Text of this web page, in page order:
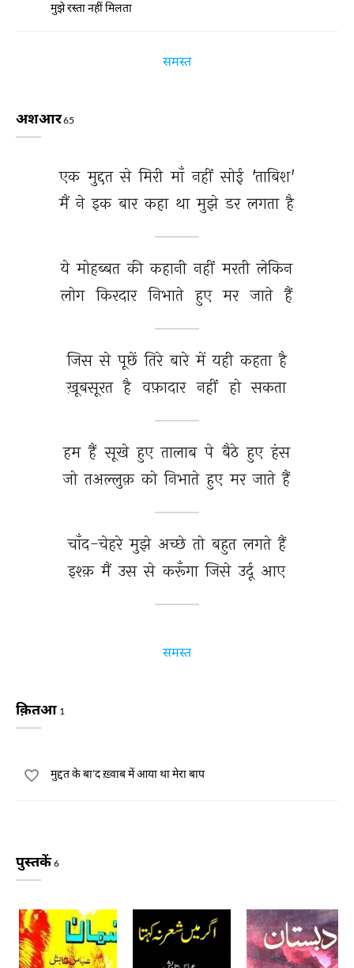
मुझे रस्ता नहीं मिलता
समस्त
अशआर65
एक मुद्दत से मिरी माँ नहीं सोई 'ताबिश'
मैं ने इक बार कहा था मुझे डर लगता है
ये मोहब्बत की कहानी नहीं मरती लेकिन
लोग किरदार निभाते हुए मर जाते हैं
जिस से पूछें तिरे बारे में यही कहता है
ख़ूबसूरत है वफ़ादार नहीं हो सकता
हम हैं सूखे हुए तालाब पे बैठे हुए हंस
जो तअल्लुक़ को निभाते हुए मर जाते हैं
चाँद-चेहरे मुझे अच्छे तो बहुत लगते हैं
इश्क़ मैं उस से करूँगा जिसे उर्दू आए
समस्त
क़ितआ 1
मुद्दत के बा'द ख़्वाब में आया था मेरा बाप
पुस्तकें 6